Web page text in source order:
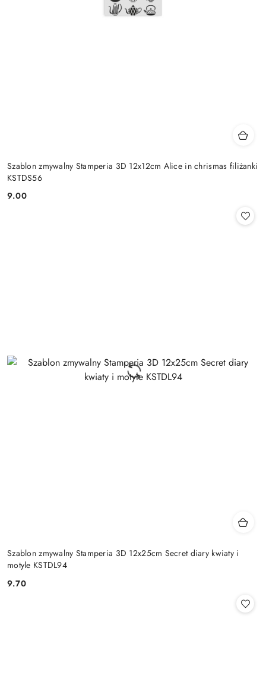
Szablon zmywalny Stamperia 3D 12x12cm Alice in chrismas filiżanki
KSTDS56
Cena:
9.00
Szablon zmywalny Stamperia 3D 12x25cm Secret diary kwiaty i
motyle KSTDL94
Cena:
9.70